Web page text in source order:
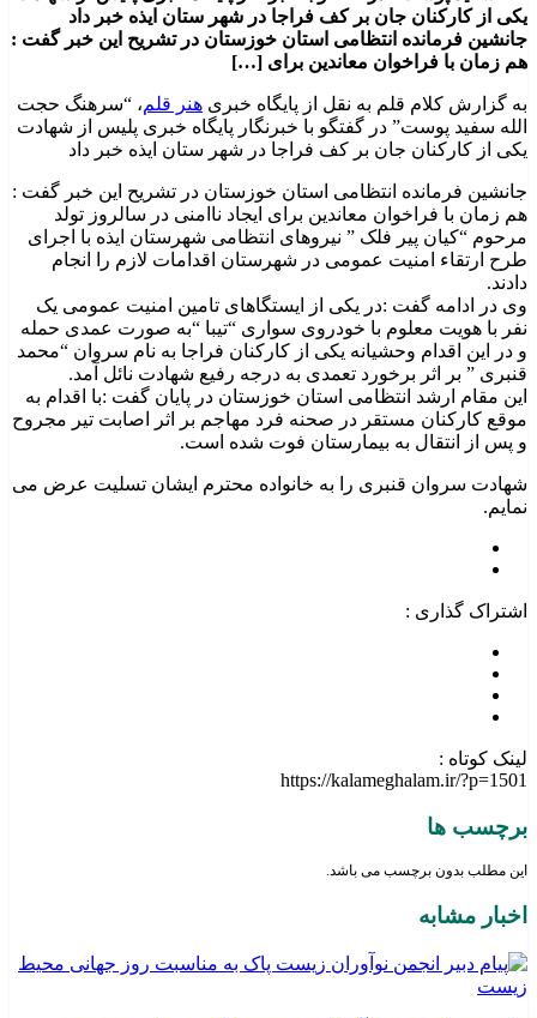
یکی از کارکنان جان بر کف فراجا در شهر ستان ایذه خبر داد
جانشین فرمانده انتظامی استان خوزستان در تشریح این خبر گفت :
هم زمان با فراخوان معاندین برای […]
به گزارش کلام قلم به نقل از پایگاه خبری هنر قلم، “سرهنگ حجت
الله سفید پوست” در گفتگو با خبرنگار پایگاه خبری پلیس از شهادت
یکی از کارکنان جان بر کف فراجا در شهر ستان ایذه خبر داد
جانشین فرمانده انتظامی استان خوزستان در تشریح این خبر گفت :
هم زمان با فراخوان معاندین برای ایجاد ناامنی در سالروز تولد
مرحوم “کیان پیر فلک ” نیروهای انتظامی شهرستان ایذه با اجرای
طرح ارتقاء امنیت عمومی در شهرستان اقدامات لازم را انجام
دادند.
وی در ادامه گفت :در یکی از ایستگاهای تامین امنیت عمومی یک
نفر با هویت معلوم با خودروی سواری “تیبا “به صورت عمدی حمله
و در این اقدام وحشیانه یکی از کارکنان فراجا به نام سروان “محمد
قنبری ” بر اثر برخورد تعمدی به درجه رفیع شهادت نائل آمد.
این مقام ارشد انتظامی استان خوزستان در پایان گفت :با اقدام به
موقع کارکنان مستقر در صحنه فرد مهاجم بر اثر اصابت تیر مجروح
و پس از انتقال به بیمارستان فوت شده است.
شهادت سروان قنبری را به خانواده محترم ایشان تسلیت عرض می
نمایم.
اشتراک گذاری :
لینک کوتاه :
https://kalameghalam.ir/?p=1501
برچسب ها
این مطلب بدون برچسب می باشد.
اخبار مشابه